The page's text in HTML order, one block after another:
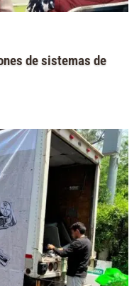
de sistemas de